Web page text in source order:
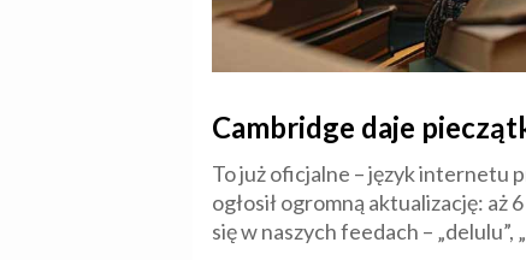
Cambridge daje
To już oficjalne – język internetu
ogłosił ogromną aktualizację: aż
się w naszych feedach – „delulu”,